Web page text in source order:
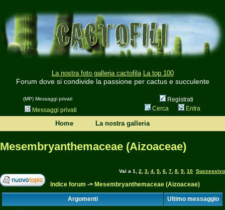
La nostra foto galleria cactofila La top 100
Forum dove si condivide la passione per cactus e succulente
(MP) Messaggi privati
Registrati
Messaggi privati
Cerca Entra
Home La nostra galleria
Mesembryanthemaceae (Aizoaceae)
Vai a 1 2 3 4 5 6 7 8 9 10 Successivo
Indice forum -> Mesembryanthemaceae (Aizoaceae)
Argomenti Ultimo messaggio